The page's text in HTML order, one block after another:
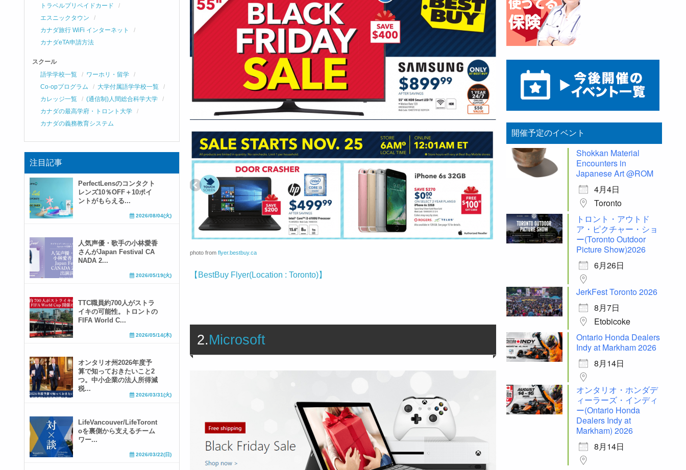
photo from flyer.bestbuy.ca
【BestBuy Flyer(Location : Toronto)】
2.Microsoft
トラベルプリペイドカード
エスニックタウン
カナダ旅行 WiFi インターネット
カナダeTA申請方法
スクール
語学学校一覧
ワーホリ・留学
Co-opプログラム
大学付属語学学校一覧
カレッジ一覧
(通信制)人間総合科学大学
カナダの最高学府・トロント大学
カナダの義務教育システム
注目記事
PerfectLensのコンタクト
レンズ10％OFF＋10ポイ
ントがもらえる...
2026/08/04(火)
人気声優・歌手の小林愛香
さんがJapan Festival CA
NADA 2...
2026/05/19(火)
TTC職員約700人がストラ
イキの可能性。トロントの
FIFA World C...
2026/05/14(木)
オンタリオ州2026年度予
算で知っておきたいこと2
つ。中小企業の法人所得減
税...
2026/03/31(火)
LifeVancouver/LifeToront
oを裏側から支えるチーム
ワー...
2026/03/22(日)
開催予定のイベント
Shokkan Material
Encounters in
Japanese Art @ROM
4月4日
Toronto
トロント・アウトド
ア・ピクチャー・ショ
ー(Toronto Outdoor
Picture Show)2026
6月26日
JerkFest Toronto 2026
8月7日
Etobicoke
Ontario Honda Dealers
Indy at Markham 2026
8月14日
オンタリオ・ホンダデ
ィーラーズ・インディ
ー(Ontario Honda
Dealers Indy at
Markham) 2026
8月14日